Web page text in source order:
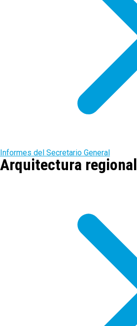
Informes del Secretario General
Arquitectura regional